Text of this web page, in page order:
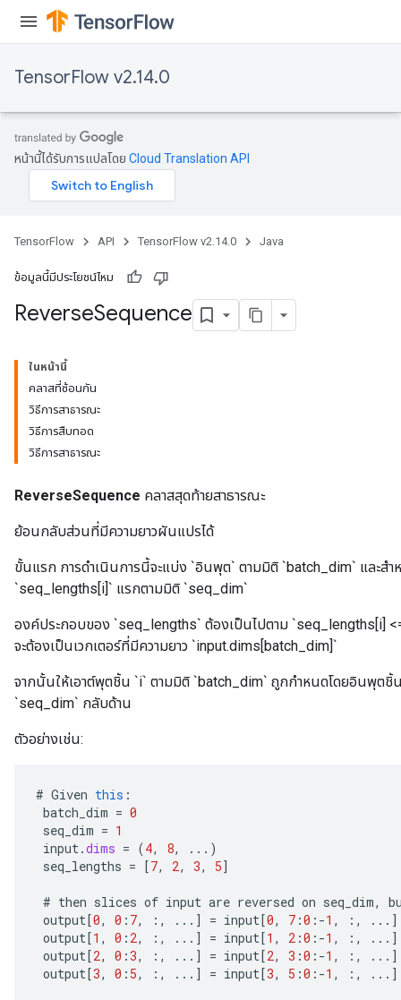
TensorFlow v2.14.0
หน้านี้ได้รับการแปลโดย Cloud Translation API
TensorFlow API TensorFlow v2.14.0 Java
ข้อมูลนี้มีประโยชน์ไหม
ReverseSequence
ในหน้านี้
คลาสที่ซ้อนกัน
วิธีการสาธารณะ
วิธีการสืบทอด
วิธีการสาธารณะ
ReverseSequence คลาสสุดท้ายสาธารณะ
ย้อนกลับส่วนที่มีความยาวผันแปรได้
ขั้นแรก การดำเนินการนี้จะแบ่ง `อินพุต` ตามมิติ `batch_dim` และส
`seq_lengths[i]` แรกตามมิติ `seq_dim`
องค์ประกอบของ `seq_lengths` ต้องเป็นไปตาม `seq_lengths[i]
จะต้องเป็นเวกเตอร์ที่มีความยาว `input.dims[batch_dim]`
จากนั้นให้เอาต์พุตชิ้น `i` ตามมิติ `batch_dim` ถูกกำหนดโดยอินพุต
`seq_dim` กลับด้าน
ตัวอย่างเช่น:
# Given this :
batch_dim = 0
seq_dim = 1
input.dims = (4, 8,
...)
seq_lengths = [7, 2, 3, 5]
# then slices of input are reversed on seq_dim,
output[0, 0 : 7, :, ... ] = input[0, 7 :0 : -1 , :, ... ]
output[1 , 0 : 2, :, ... ] = input[1 , 2 :0 : -1 , :, ... ]
output[2, 0 :3, :, ... ] = input[2, 3 :0 : -1 , :, ... ]
output[3, 0 : 5, :, ... ] = input[3, 5 :0 : -1 , :, ... ]